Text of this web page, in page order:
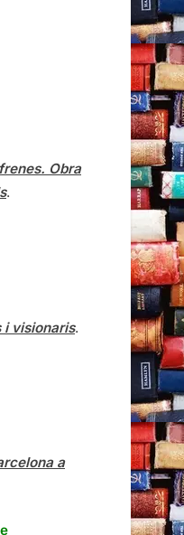
Obra
.
i visionaris.
a